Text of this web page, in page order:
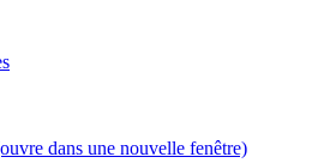
dans une nouvelle fenêtre)